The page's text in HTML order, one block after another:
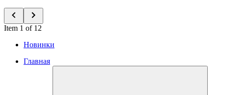
Item 1 of 12
Новинки
Главная